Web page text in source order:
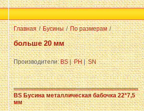
Главная / Бусины / По размерам /
больше 20 мм
Производители:BS| PH| SN
BS Бусина металлическая бабочка 22*7,5
мм